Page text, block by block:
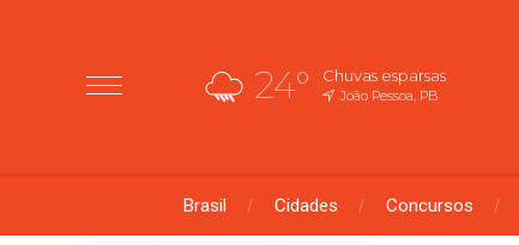
24° Chuvas esparsas
João Pessoa, PB
Brasil Cidades Concursos